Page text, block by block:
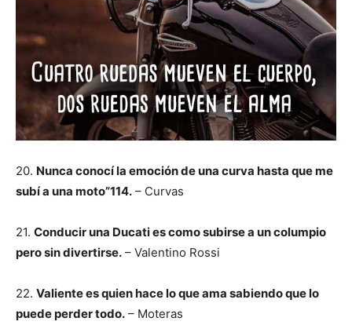
20. Nunca conocí la emoción de una curva hasta que me
subí a una moto”114. – Curvas
21. Conducir una Ducati es como subirse a un columpio
pero sin divertirse. – Valentino Rossi
22. Valiente es quien hace lo que ama sabiendo que lo
puede perder todo. – Moteras